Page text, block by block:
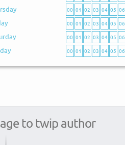
00 01 02 03 04 05 06
00 01 02 03 04 05 06
00 01 02 03 04 05 06
00 01 02 03 04 05 06
to twip author